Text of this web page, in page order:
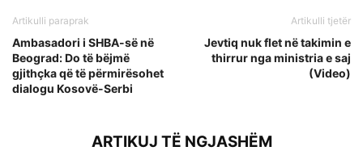
Artikulli paraprak
Ambasadori i SHBA-së në
Beograd: Do të bëjmë
gjithçka që të përmirësohet
dialogu Kosovë-Serbi
Artikulli tjetër
Jevtiq nuk flet në takimin e
thirrur nga ministria e saj
(Video)
ARTIKUJ TË NGJASHËM